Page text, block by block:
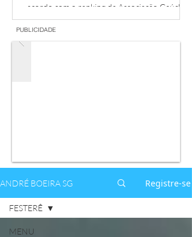
acordo com o ranking da Associação Gaúcha
de Supermercados.
PUBLICIDADE
ANDRÉ BOEIRA SG Registre-se
MENU
FESTERÊ